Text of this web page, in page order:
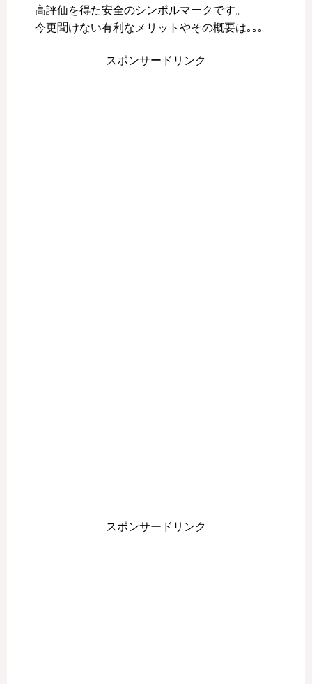
高評価を得た安全のシンボルマークです。
今更聞けない有利なメリットやその概要は｡｡｡
スポンサードリンク
スポンサードリンク